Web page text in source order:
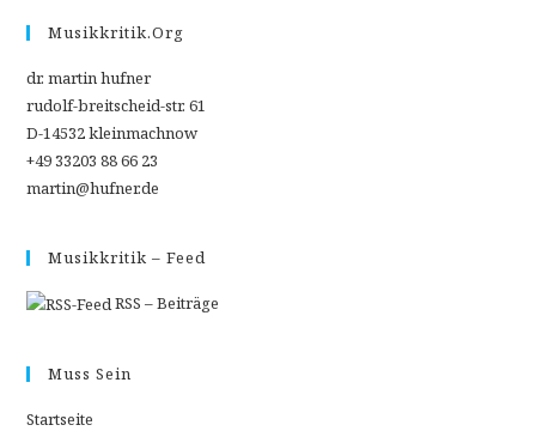
Musikkritik.org
dr. martin hufner
rudolf-breitscheid-str. 61
D-14532 kleinmachnow
+49 33203 88 66 23
martin@hufner.de
Musikkritik – Feed
RSS – Beiträge
Muss Sein
Startseite